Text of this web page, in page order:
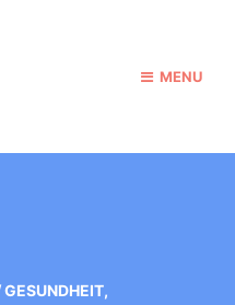
MENU
GESUNDHEIT,